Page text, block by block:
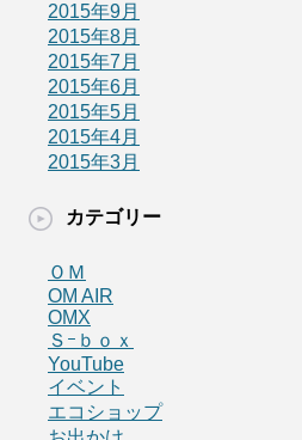
2015年9月
2015年8月
2015年7月
2015年6月
2015年5月
2015年4月
2015年3月
カテゴリー
ＯＭ
OM AIR
OMX
Ｓｰｂｏｘ
YouTube
イベント
エコショップ